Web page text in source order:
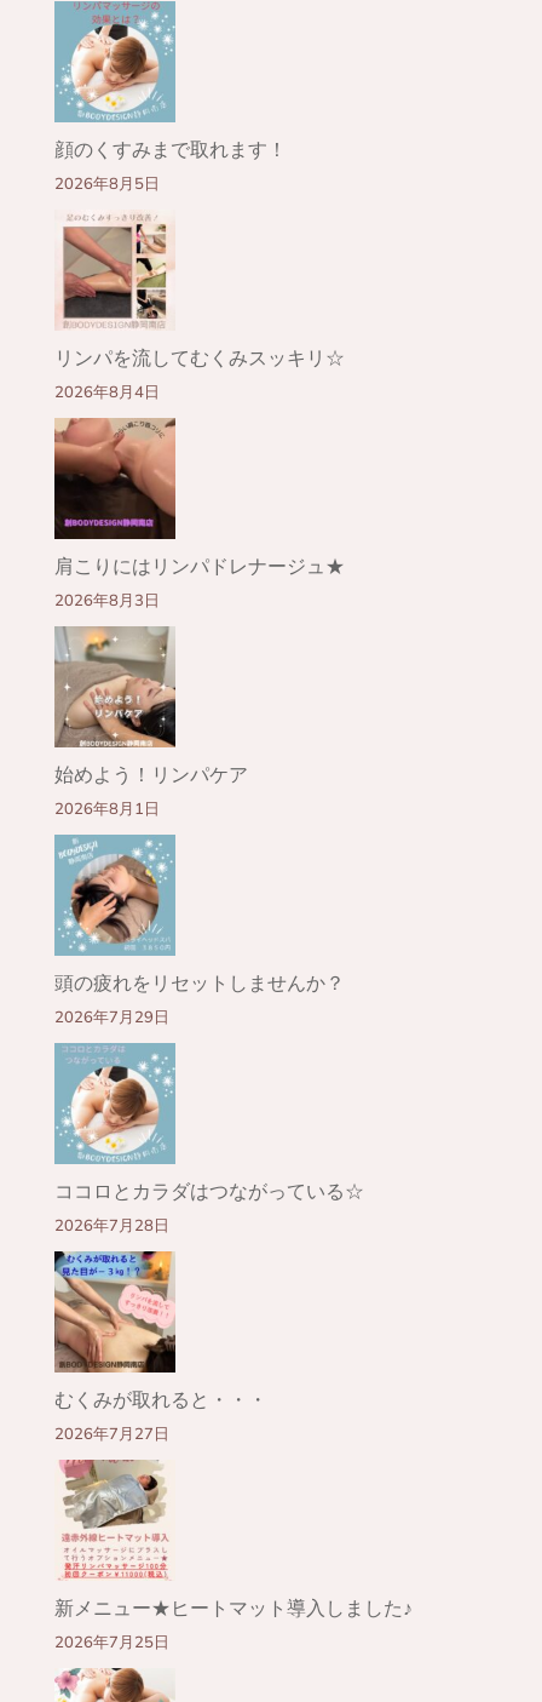
顔のくすみまで取れます！
2026年8月5日
リンパを流してむくみスッキリ☆
2026年8月4日
肩こりにはリンパドレナージュ★
2026年8月3日
始めよう！リンパケア
2026年8月1日
頭の疲れをリセットしませんか？
2026年7月29日
ココロとカラダはつながっている☆
2026年7月28日
むくみが取れると・・・
2026年7月27日
新メニュー★ヒートマット導入しました♪
2026年7月25日